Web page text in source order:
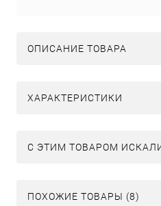
ОПИСАНИЕ ТОВАРА
ХАРАКТЕРИСТИКИ
C ЭТИМ ТОВАРОМ
ПОХОЖИЕ ТОВАРЫ (8)